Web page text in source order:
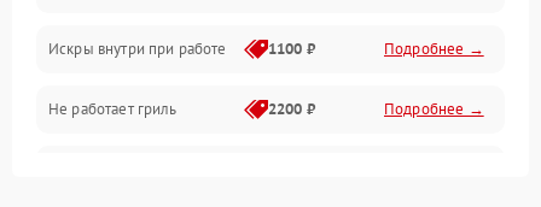
Программное обеспечение
Искры внутри при работе 1100 ₽ Подробнее →
Не работает гриль 2200 ₽ Подробнее →